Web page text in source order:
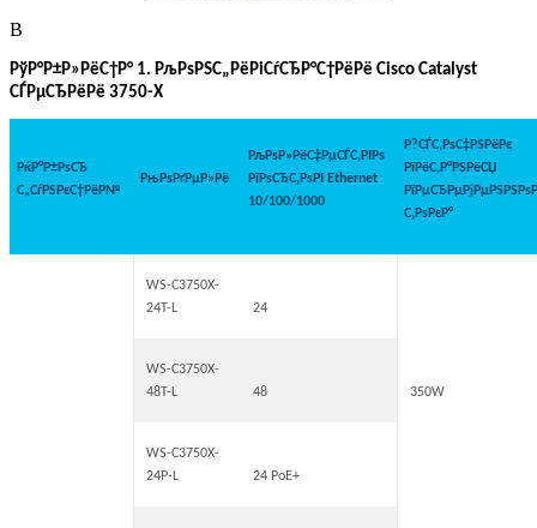
В
РўР°Р±Р»РёС†Р° 1. РљРѕРЅС„РёРіСѓСЂР°С†РёРё Cisco Catalyst
СЃРµСЂРёРё 3750-X
РќР°Р±РѕСЂ
С„СѓРЅРєС†РёР№
РњРѕРґРµР»Рё
РљРѕР»РёС‡РµСЃС‚РІРѕ
РїРѕСЂС‚РѕРІ Ethernet
10/100/1000
Р?СЃС‚РѕС‡РЅРёРє
РїРёС‚Р°РЅРёСЏ
С‚РѕРєР°
WS-C3750X-
24T-L
24
350W
WS-C3750X-
48T-L
48
WS-C3750X-
24P-L
24 PoE+